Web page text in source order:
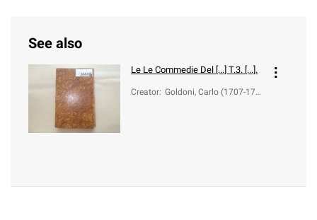
See also
Le Le Commedie Del [...] T.3. [...].
Creator: Goldoni, Carlo (1707-179